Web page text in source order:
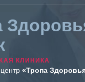
КЛИНИКА
«Тропа